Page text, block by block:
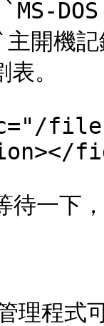
開機記
。
一下
理程式